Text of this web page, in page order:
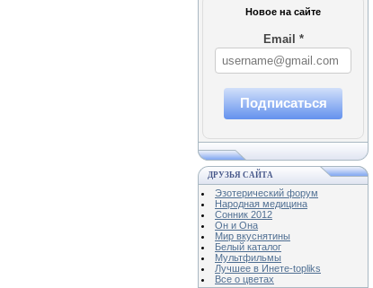
Новое на сайте
Email *
Подписаться
ДРУЗЬЯ САЙТА
Эзотерический форум
Народная медицина
Сонник 2012
Он и Она
Мир вкуснятины
Белый каталог
Мультфильмы
Лучшее в Инете-topliks
Все о цветах